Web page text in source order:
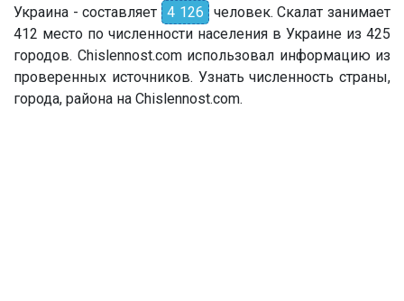
Украина - составляет 4 126 человек. Скалат занимает
412 место по численности населения в Украине из 425
городов. Chislennost.com использовал информацию из
проверенных источников. Узнать численность страны,
города, района на Chislennost.com.